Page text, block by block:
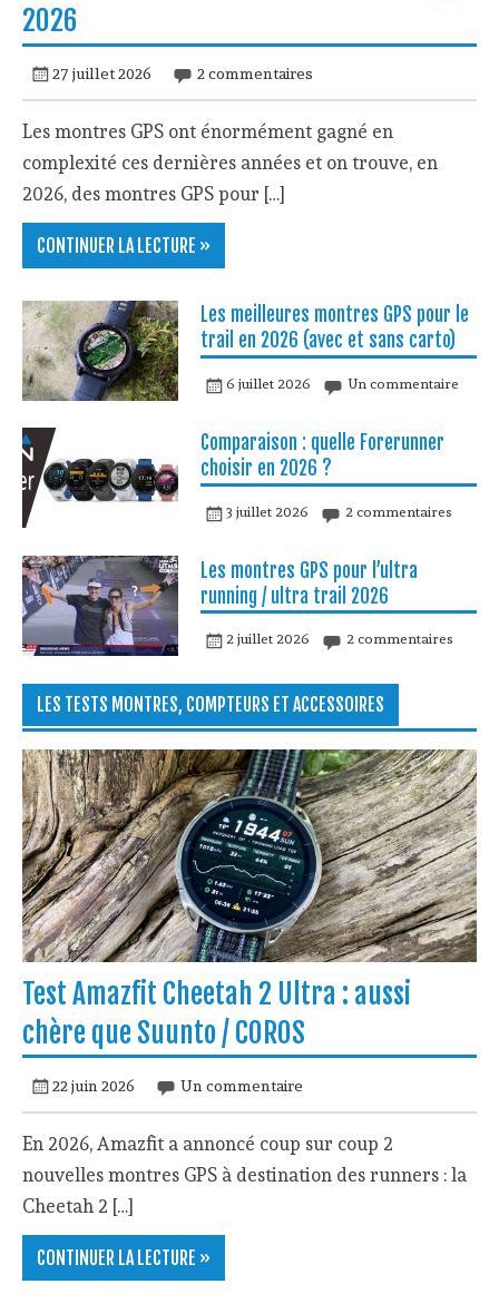
2026
27 juillet 2026 2 commentaires
Les montres GPS ont énormément gagné en
complexité ces dernières années et on trouve, en
2026, des montres GPS pour […]
CONTINUER LA LECTURE »
Les meilleures montres GPS pour le
trail en 2026 (avec et sans carto)
6 juillet 2026 Un commentaire
Comparaison : quelle Forerunner
choisir en 2026 ?
3 juillet 2026 2 commentaires
Les montres GPS pour l’ultra
running / ultra trail 2026
2 juillet 2026 2 commentaires
LES TESTS MONTRES, COMPTEURS ET ACCESSOIRES
Test Amazfit Cheetah 2 Ultra : aussi
chère que Suunto / COROS
22 juin 2026 Un commentaire
En 2026, Amazfit a annoncé coup sur coup 2
nouvelles montres GPS à destination des runners : la
Cheetah 2 […]
CONTINUER LA LECTURE »